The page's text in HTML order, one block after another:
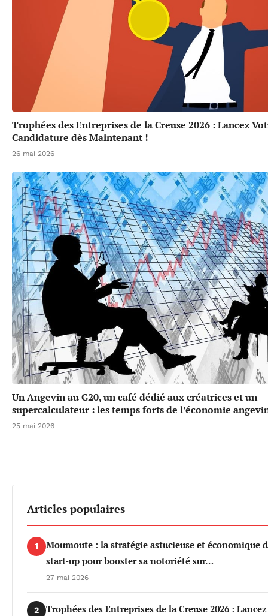
Trophées des Entreprises de la Creuse 2026 : Lancez
Candidature dès Maintenant !
26 mai 2026
Un Angevin au G20, un café dédié aux créatrices et un
supercalculateur : les temps forts de l’économie
25 mai 2026
Articles populaires
1
Moumoute : la stratégie astucieuse et économique
start-up pour booster sa notoriété sur…
27 mai 2026
2
Trophées des Entreprises de la Creuse 2026 :